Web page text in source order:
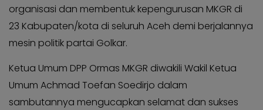
organisasi dan membentuk kepengurusan MKGR di
23 Kabupaten/kota di seluruh Aceh demi berjalannya
mesin politik partai Golkar.
Ketua Umum DPP Ormas MKGR diwakili Wakil Ketua
Umum Achmad Toefan Soedirjo dalam
sambutannya mengucapkan selamat dan sukses